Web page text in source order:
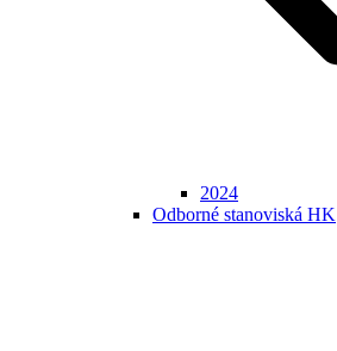
2024
Odborné stanoviská HK